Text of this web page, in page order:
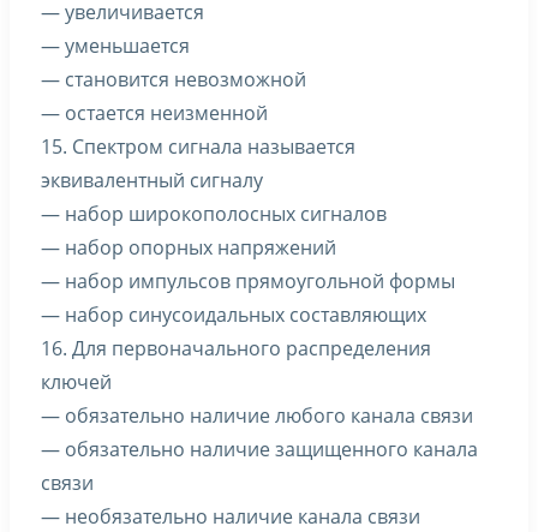
— увеличивается
— уменьшается
— становится невозможной
— остается неизменной
15. Спектром сигнала называется
эквивалентный сигналу
— набор широкополосных сигналов
— набор опорных напряжений
— набор импульсов прямоугольной формы
— набор синусоидальных составляющих
16. Для первоначального распределения
ключей
— обязательно наличие любого канала связи
— обязательно наличие защищенного канала
связи
— необязательно наличие канала связи